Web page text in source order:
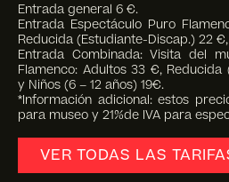
Entrada general 6 €.
Entrada Espectáculo Puro
Reducida (Estudiante-Discap.) 22
Entrada Combinada: Visita del
Flamenco: Adultos 33 €,
y Niños (6 – 12 años) 19€.
*Información adicional: estos
para museo y 21%de IVA para
VER TODAS LAS